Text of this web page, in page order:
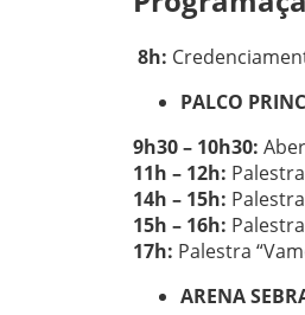
8h:
PALCO
9h30 – 10h30:
11h – 12h:
14h – 15h:
15h – 16h:
17h: Palestra
ARENA